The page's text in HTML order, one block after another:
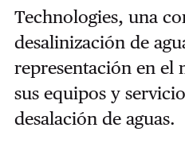
Technologies, una
desalinización de
representación en el
sus equipos y
desalación de aguas.